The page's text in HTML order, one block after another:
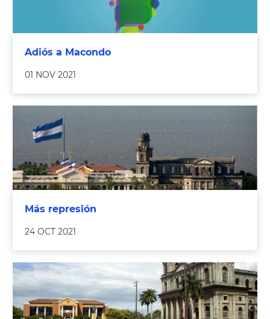
Adiós a Macondo
01 NOV 2021
Más represión
24 OCT 2021